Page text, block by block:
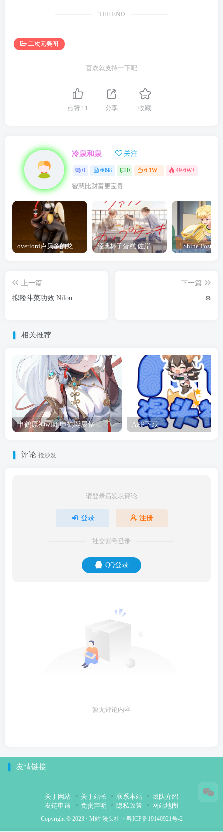
THE END
二次元美图
喜欢就支持一下吧
点赞 11 分享 收藏
冷泉和泉 关注
0 6098 0 6.1W+ 49.6W+
智慧比财富更宝贵
overlord卢贝多的龙王谁厉害 「Overlord」露普斯蕾琪娜·贝塔手办开订 经典杯子蛋糕 佐岸 漫画「经典杯子蛋糕」宣布真人日剧化
上一篇
拟耧斗菜功效 Nilou
下一篇
❄️
相关推荐
申鹤原神wiki 申鹤诞辰祭 APP下载
评论 抢沙发
请登录后发表评论
登录 注册
社交账号登录
QQ登录
暂无评论内容
友情链接
关于网站 关于站长 联系本站
团队介绍
友链申请
免责声明 隐私政策 网站地图
Copyright © 2023 · M站 漫头社 · 粤ICP备19140921号-2